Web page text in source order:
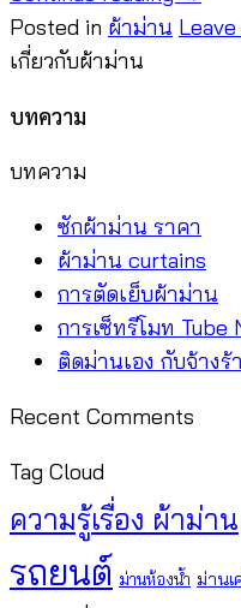
Posted in ผ้าม่าน
เกี่ยวกับผ้าม่าน
บทความ
บทความ
ซักผ้าม่าน ราคา
ความ
เห็น
บน
ซัก
ผ้าม่าน curtains
ความ
เห็น
บน
การตัดเย็บผ้าม่าน
ค
เ
ผ้า
การเซ็ทรีโมท Tube
ติดม่านเอง กับจ้าง
Recent Comments
Tag Cloud
ความรู้เรื่อง ผ้าม่าน
รถยนต์ ม่านห้องน้ำ ม่าน